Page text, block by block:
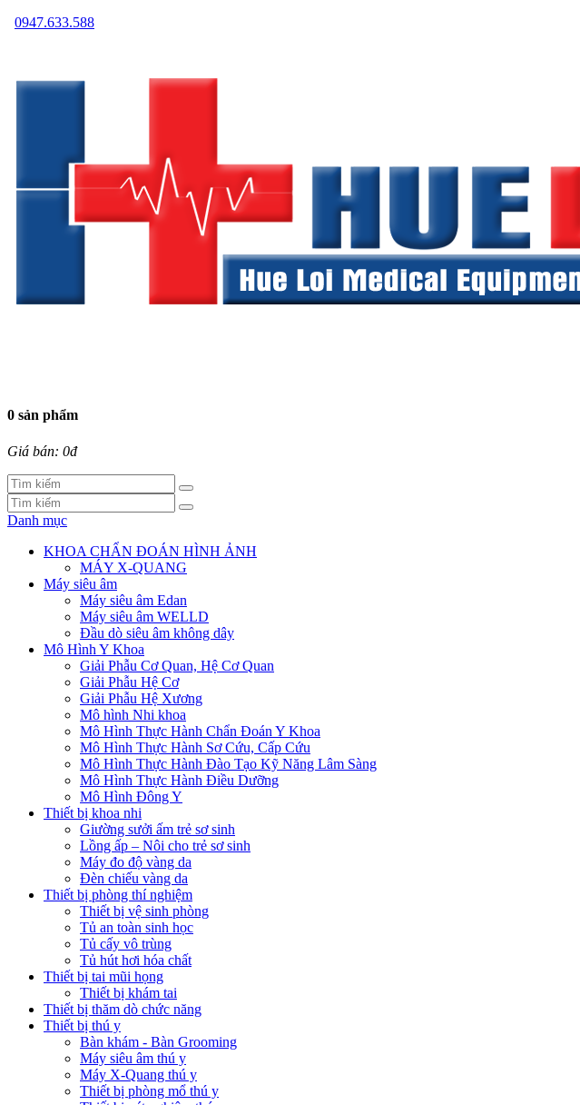
0947.633.588
0 sản phẩm
Giá bán: 0đ
Danh mục
KHOA CHẨN ĐOÁN HÌNH ẢNH
MÁY X-QUANG
Máy siêu âm
Máy siêu âm Edan
Máy siêu âm WELLD
Đầu dò siêu âm không dây
Mô Hình Y Khoa
Giải Phẫu Cơ Quan, Hệ Cơ Quan
Giải Phẫu Hệ Cơ
Giải Phẫu Hệ Xương
Mô hình Nhi khoa
Mô Hình Thực Hành Chẩn Đoán Y Khoa
Mô Hình Thực Hành Sơ Cứu, Cấp Cứu
Mô Hình Thực Hành Đào Tạo Kỹ Năng Lâm Sàng
Mô Hình Thực Hành Điều Dưỡng
Mô Hình Đông Y
Thiết bị khoa nhi
Giường sưởi ấm trẻ sơ sinh
Lồng ấp – Nôi cho trẻ sơ sinh
Máy đo độ vàng da
Đèn chiếu vàng da
Thiết bị phòng thí nghiệm
Thiết bị vệ sinh phòng
Tủ an toàn sinh học
Tủ cấy vô trùng
Tủ hút hơi hóa chất
Thiết bị tai mũi họng
Thiết bị khám tai
Thiết bị thăm dò chức năng
Thiết bị thú y
Bàn khám - Bàn Grooming
Máy siêu âm thú y
Máy X-Quang thú y
Thiết bị phòng mổ thú y